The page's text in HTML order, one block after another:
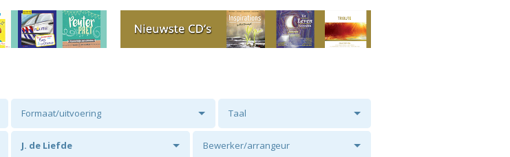
Formaat/uitvoering Taal
J. de Liefde Bewerker/arrangeur